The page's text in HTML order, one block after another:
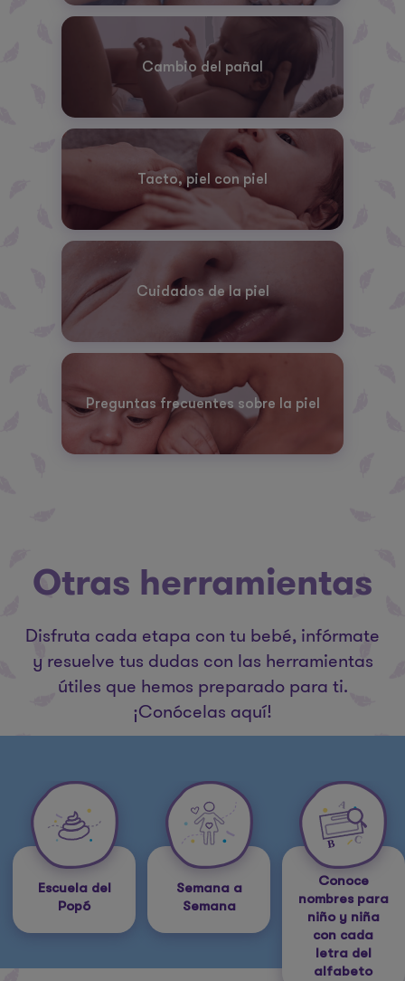
Cambio del pañal
Tacto, piel con piel
Cuidados de la piel
Preguntas frecuentes sobre la piel
Otras herramientas
Disfruta cada etapa con tu bebé, infórmate
y resuelve tus dudas con las herramientas
útiles que hemos preparado para ti.
¡Conócelas aquí!
Escuela del
Popó
Semana a
Semana
Conoce
nombres para
niño y niña
con cada
letra del
alfabeto